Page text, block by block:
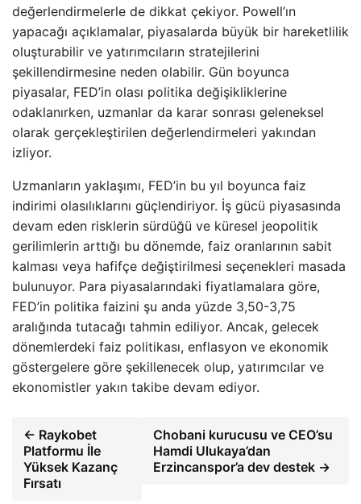
değerlendirmelerle de dikkat çekiyor. Powell’ın
yapacağı açıklamalar, piyasalarda büyük bir hareketlilik
oluşturabilir ve yatırımcıların stratejilerini
şekillendirmesine neden olabilir. Gün boyunca
piyasalar, FED’in olası politika değişikliklerine
odaklanırken, uzmanlar da karar sonrası geleneksel
olarak gerçekleştirilen değerlendirmeleri yakından
izliyor.
Uzmanların yaklaşımı, FED’in bu yıl boyunca faiz
indirimi olasılıklarını güçlendiriyor. İş gücü piyasasında
devam eden risklerin sürdüğü ve küresel jeopolitik
gerilimlerin arttığı bu dönemde, faiz oranlarının sabit
kalması veya hafifçe değiştirilmesi seçenekleri masada
bulunuyor. Para piyasalarındaki fiyatlamalara göre,
FED’in politika faizini şu anda yüzde 3,50-3,75
aralığında tutacağı tahmin ediliyor. Ancak, gelecek
dönemlerdeki faiz politikası, enflasyon ve ekonomik
göstergelere göre şekillenecek olup, yatırımcılar ve
ekonomistler yakın takibe devam ediyor.
← Raykobet
Platformu İle
Yüksek Kazanç
Fırsatı
Chobani kurucusu ve CEO’su
Hamdi Ulukaya’dan
Erzincanspor’a dev destek →